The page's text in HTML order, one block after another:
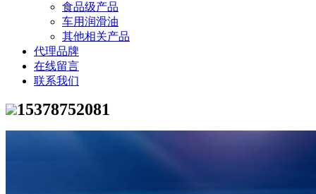
食品级产品
车用润滑油
其他相关产品
代理品牌
在线留言
联系我们
15378752081